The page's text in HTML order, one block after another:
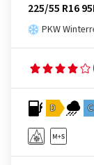
225/55 R16
PKW
D C